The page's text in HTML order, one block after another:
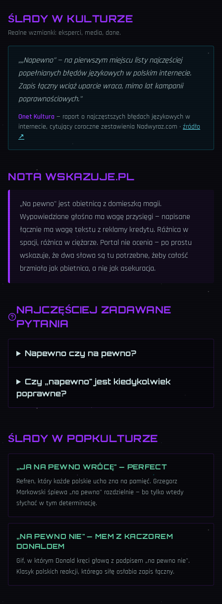
ŚLADY W KULTURZE
Realne wzmianki: eksperci, media, dane.
„„Napewno" — na pierwszym miejscu listy najczęściej
popełnianych błędów językowych w polskim internecie.
Zapis łączny wciąż uparcie wraca, mimo lat kampanii
poprawnościowych."
Onet Kultura — raport o najczęstszych błędach językowych w
internecie, cytujący coroczne zestawienia Nadwyraz.com · źródło
↗
NOTA WSKAZUJE.PL
„Na pewno" jest obietnicą z domieszką magii.
Wypowiedziane głośno ma wagę przysięgi — napisane
łącznie ma wagę tekstu z reklamy kredytu. Różnica w
spacji, różnica w ciężarze. Portal nie ocenia — po prostu
wskazuje, że dwa słowa są tu potrzebne, żeby całość
brzmiała jak obietnica, a nie jak asekuracja.
NAJCZĘŚCIEJ ZADAWANE
PYTANIA
Napewno czy na pewno?
Czy „napewno" jest kiedykolwiek
poprawne?
ŚLADY W POPKULTURZE
„JA NA PEWNO WRÓCĘ" — PERFECT
Refren, który każde polskie ucho zna na pamięć. Grzegorz
Markowski śpiewa „na pewno" rozdzielnie — bo tylko wtedy
słychać w tym determinację.
„NA PEWNO NIE" — MEM Z KACZOREM
DONALDEM
Gif, w którym Donald kręci głową z podpisem „na pewno nie".
Klasyk polskich reakcji, którego siłę osłabia zapis łączny.